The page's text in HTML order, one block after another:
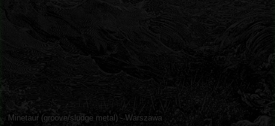
Minetaur (groove/sludge metal) - Warszawa